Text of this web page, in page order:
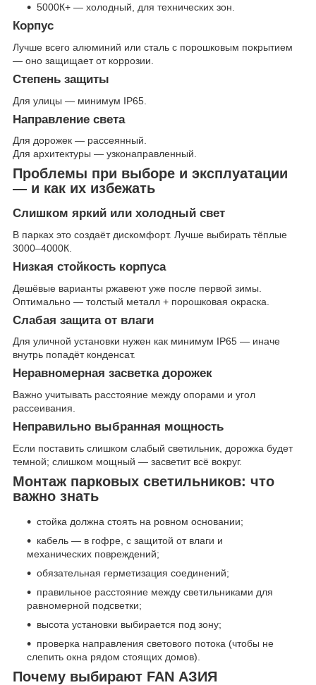
5000К+ — холодный, для технических зон.
Корпус
Лучше всего алюминий или сталь c порошковым покрытием
— оно защищает от коррозии.
Степень защиты
Для улицы — минимум IP65.
Направление света
Для дорожек — рассеянный.
Для архитектуры — узконаправленный.
Проблемы при выборе и эксплуатации
— и как их избежать
Слишком яркий или холодный свет
В парках это создаёт дискомфорт. Лучше выбирать тёплые
3000–4000К.
Низкая стойкость корпуса
Дешёвые варианты ржавеют уже после первой зимы.
Оптимально — толстый металл + порошковая окраска.
Слабая защита от влаги
Для уличной установки нужен как минимум IP65 — иначе
внутрь попадёт конденсат.
Неравномерная засветка дорожек
Важно учитывать расстояние между опорами и угол
рассеивания.
Неправильно выбранная мощность
Если поставить слишком слабый светильник, дорожка будет
темной; слишком мощный — засветит всё вокруг.
Монтаж парковых светильников: что
важно знать
стойка должна стоять на ровном основании;
кабель — в гофре, с защитой от влаги и
механических повреждений;
обязательная герметизация соединений;
правильное расстояние между светильниками для
равномерной подсветки;
высота установки выбирается под зону;
проверка направления светового потока (чтобы не
слепить окна рядом стоящих домов).
Почему выбирают FAN АЗИЯ